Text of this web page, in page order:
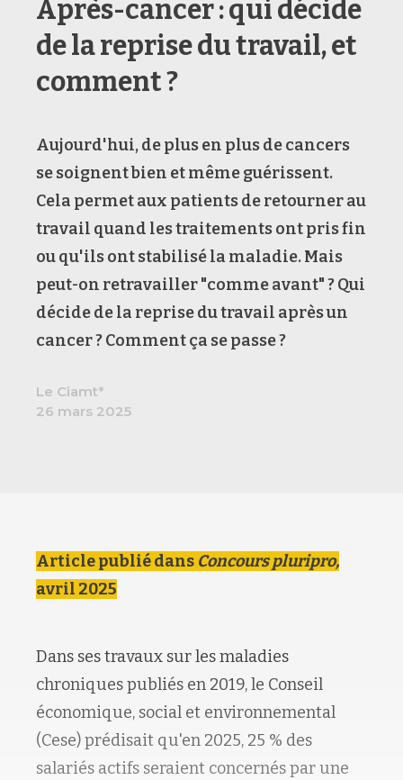
Après-cancer : qui décide
de la reprise du travail, et
comment ?
Aujourd'hui, de plus en plus de cancers
se soignent bien et même guérissent.
Cela permet aux patients de retourner au
travail quand les traitements ont pris fin
ou qu'ils ont stabilisé la maladie. Mais
peut-on retravailler "comme avant" ? Qui
décide de la reprise du travail après un
cancer ? Comment ça se passe ?
Le Ciamt*
26 mars 2025
Article publié dans Concours pluripro,
avril 2025
Dans ses travaux sur les maladies
chroniques publiés en 2019, le Conseil
économique, social et environnemental
(Cese) prédisait qu'en 2025, 25 % des
salariés actifs seraient concernés par une